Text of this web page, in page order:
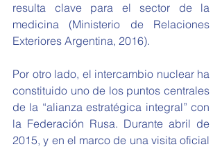
resulta clave para el sector de la
medicina (Ministerio de Relaciones
Exteriores Argentina, 2016).
Por otro lado, el intercambio nuclear ha
constituido uno de los puntos centrales
de la “alianza estratégica integral” con
la Federación Rusa. Durante abril de
2015, y en el marco de una visita oficial